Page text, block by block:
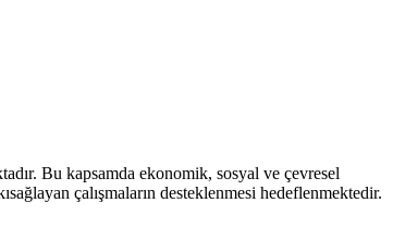
Bu kapsamda ekonomik, sosyal ve çevresel
çalışmaların desteklenmesi hedeflenmektedir.